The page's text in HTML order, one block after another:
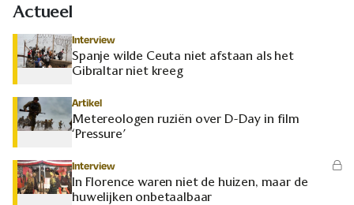
Actueel
Interview
Spanje wilde Ceuta niet afstaan als het
Gibraltar niet kreeg
Artikel
Metereologen ruziën over D-Day in film
‘Pressure’
Interview
In Florence waren niet de huizen, maar de
huwelijken onbetaalbaar